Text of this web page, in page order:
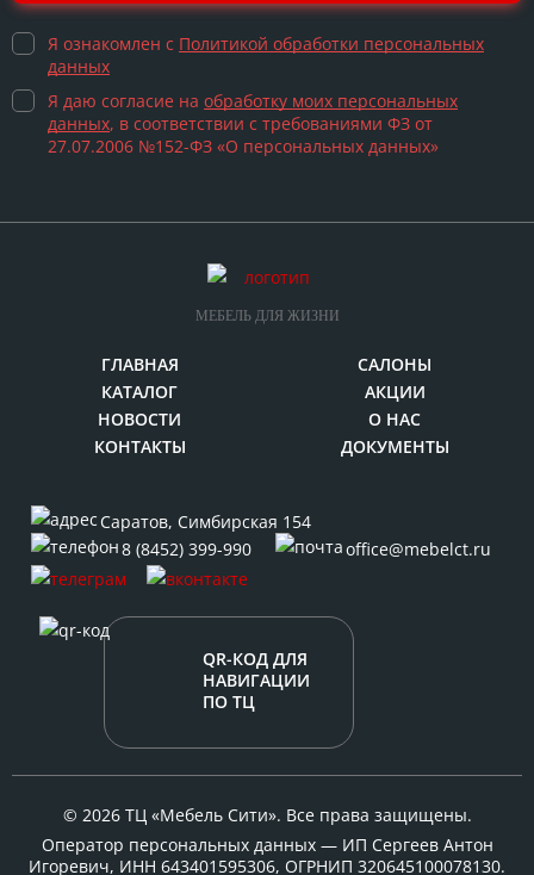
Я ознакомлен с Политикой обработки персональных
данных
Я даю согласие на обработку моих персональных
данных, в соответствии с требованиями ФЗ от
27.07.2006 №152-ФЗ «О персональных данных»
МЕБЕЛЬ ДЛЯ ЖИЗНИ
ГЛАВНАЯ
САЛОНЫ
КАТАЛОГ
АКЦИИ
НОВОСТИ
О НАС
КОНТАКТЫ
ДОКУМЕНТЫ
Саратов, Симбирская 154
8 (8452) 399-990
office@mebelct.ru
QR-КОД ДЛЯ
НАВИГАЦИИ
ПО ТЦ
© 2026 ТЦ «Мебель Сити». Все права защищены.
Оператор персональных данных — ИП Сергеев Антон
Игоревич, ИНН 643401595306, ОГРНИП 320645100078130.